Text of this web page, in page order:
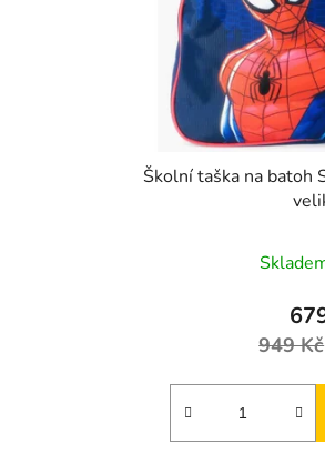
Školní taška na batoh
949 Kč